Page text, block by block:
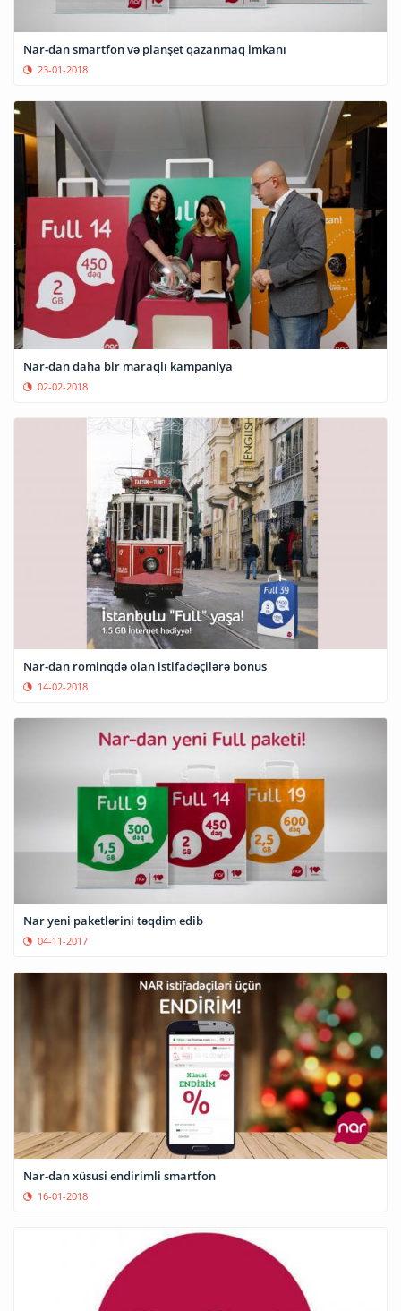
Nar-dan smartfon və planşet qazanmaq imkanı
23-01-2018
Nar-dan daha bir maraqlı kampaniya
02-02-2018
Nar-dan rominqdə olan istifadəçilərə bonus
14-02-2018
Nar yeni paketlərini təqdim edib
04-11-2017
Nar-dan xüsusi endirimli smartfon
16-01-2018